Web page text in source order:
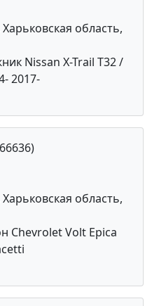
область,
Nissan X-Trail T32 /
2017-
область,
Chevrolet Volt Epica